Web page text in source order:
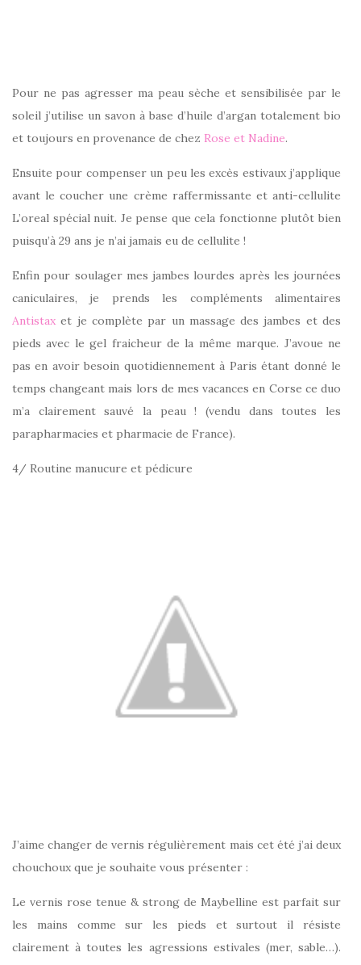
Pour ne pas agresser ma peau sèche et sensibilisée par le
soleil j’utilise un savon à base d’huile d’argan totalement bio
et toujours en provenance de chez Rose et Nadine.
Ensuite pour compenser un peu les excès estivaux j’applique
avant le coucher une crème raffermissante et anti-cellulite
L’oreal spécial nuit. Je pense que cela fonctionne plutôt bien
puisqu’à 29 ans je n’ai jamais eu de cellulite !
Enfin pour soulager mes jambes lourdes après les journées
caniculaires, je prends les compléments alimentaires
Antistax et je complète par un massage des jambes et des
pieds avec le gel fraicheur de la même marque. J’avoue ne
pas en avoir besoin quotidiennement à Paris étant donné le
temps changeant mais lors de mes vacances en Corse ce duo
m’a clairement sauvé la peau ! (vendu dans toutes les
parapharmacies et pharmacie de France).
4/ Routine manucure et pédicure
J’aime changer de vernis régulièrement mais cet été j’ai deux
chouchoux que je souhaite vous présenter :
Le vernis rose tenue & strong de Maybelline est parfait sur
les mains comme sur les pieds et surtout il résiste
clairement à toutes les agressions estivales (mer, sable…).